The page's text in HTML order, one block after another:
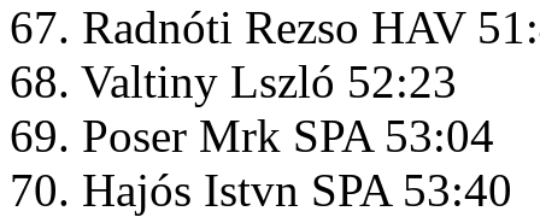
67. Radnóti Rezso HAV
68. Valtiny Lszló 52:23
69. Poser Mrk SPA 53:04
70. Hajós Istvn SPA 53:40